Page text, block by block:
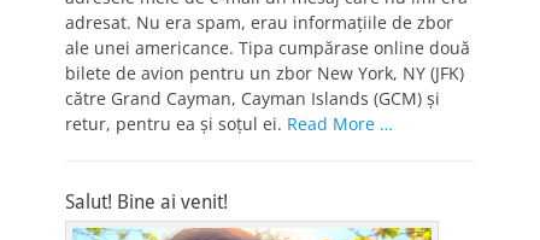
adresat. Nu era spam, erau informaţiile de zbor
ale unei americance. Tipa cumpărase online două
bilete de avion pentru un zbor New York, NY (JFK)
către Grand Cayman, Cayman Islands (GCM) şi
retur, pentru ea şi soţul ei. Read More …
Salut! Bine ai venit!